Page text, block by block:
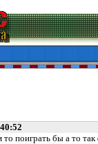
поиграть бы а то